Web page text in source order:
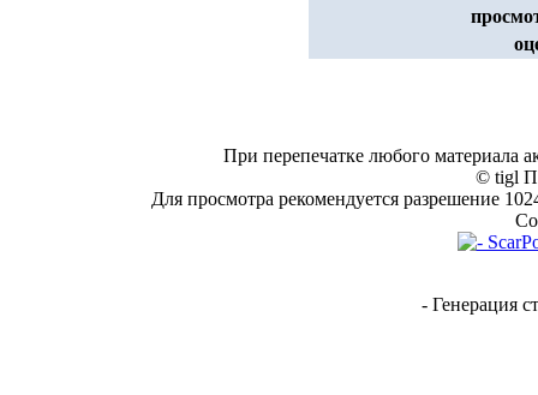
При перепечатке любого материала
© tigl
Для просмотра рекомендуется разрешение
- Генерация